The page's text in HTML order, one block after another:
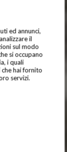
ed annunci,
il
sul modo
si occupano
i quali
hai fornito
servizi.